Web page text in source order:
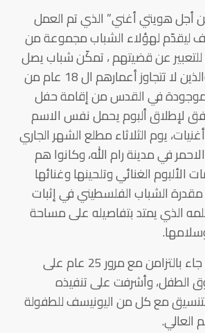
أجل هويتي أغني” الذي تم العمل
ليقدّم لهؤلاء الشباب مجموعة من
للتعبير عن قضيتهم ، تمكّن شباب يصل
عددهم ال (250) والذين لا تتجاوز أعمارهم ال 18 عام من
في القدس من إقامة حفل
لإطلاق ألبوم يحمل نفس الاسم
يوم الثلاثاء مطلع الشهر الجاري
في مدينة رام الله، وكانوا هم
الألبوم الغنائي وتلحينها وغنائها
الشباب الفلسطيني في إثبات
الذي يمتد بتفاصيله على مساحة
يُذكر أن هذا الحفل جاء بالتزامن مع مرور 25 عام على
الطفل، وأشرفت على تنفيذه
مع كل من اليونيسف للطفولة
العالي.